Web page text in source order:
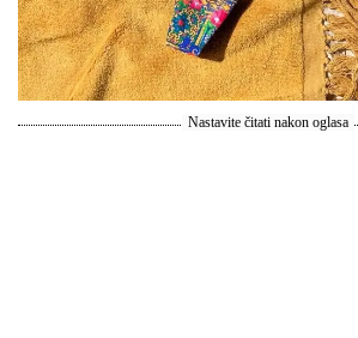
Nastavite čitati nakon oglasa